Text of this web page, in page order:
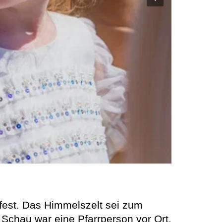
Das Himmelszelt sei zum
war eine Pfarrperson vor Ort.